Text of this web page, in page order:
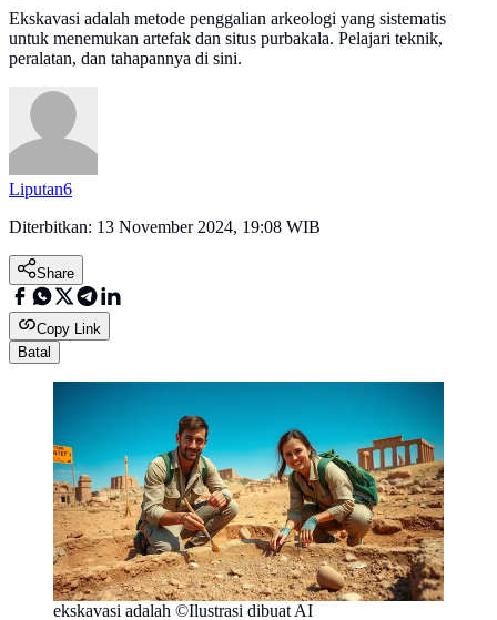
Ekskavasi adalah metode penggalian arkeologi yang sistematis
untuk menemukan artefak dan situs purbakala. Pelajari teknik,
peralatan, dan tahapannya di sini.
Liputan6
Diterbitkan: 13 November 2024, 19:08 WIB
Share
Copy Link
Batal
ekskavasi adalah ©Ilustrasi dibuat AI